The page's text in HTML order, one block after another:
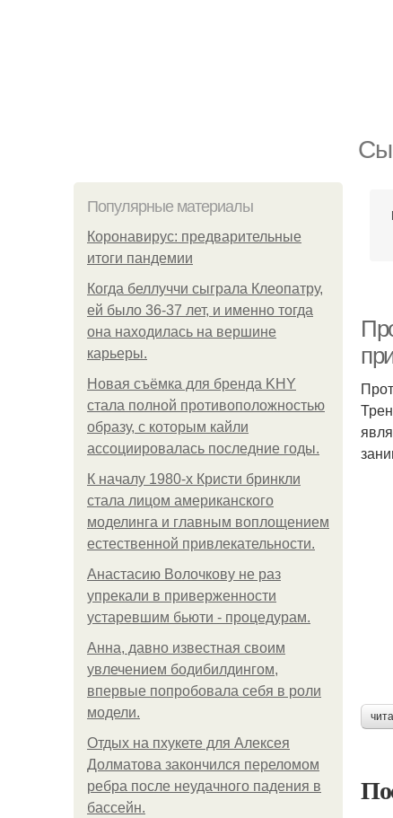
Популярные материалы
Коронавирус: предварительные
итоги пандемии
Когда беллуччи сыграла Клеопатру,
ей было 36-37 лет, и именно тогда
она находилась на вершине
карьеры.
Новая съёмка для бренда KHY
стала полной противоположностью
образу, с которым кайли
ассоциировалась последние годы.
К началу 1980-х Кристи бринкли
стала лицом американского
моделинга и главным воплощением
естественной привлекательности.
Анастасию Волочкову не раз
упрекали в приверженности
устаревшим бьюти - процедурам.
Анна, давно известная своим
увлечением бодибилдингом,
впервые попробовала себя в роли
модели.
Отдых на пхукете для Алексея
Долматова закончился переломом
ребра после неудачного падения в
бассейн.